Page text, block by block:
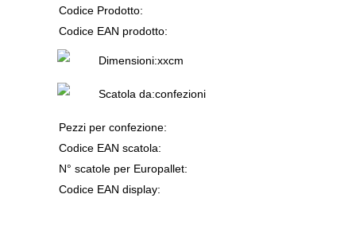
Codice Prodotto:
Codice EAN prodotto:
Dimensioni:xxcm
Scatola da:confezioni
Pezzi per confezione:
Codice EAN scatola:
N° scatole per Europallet:
Codice EAN display: